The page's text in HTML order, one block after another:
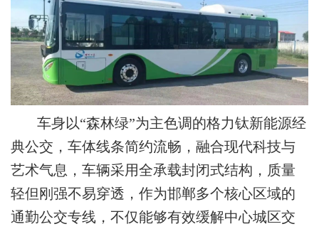
车身以“森林绿”为主色调的格力钛新能源经
典公交，车体线条简约流畅，融合现代科技与
艺术气息，车辆采用全承载封闭式结构，质量
轻但刚强不易穿透，作为邯郸多个核心区域的
通勤公交专线，不仅能够有效缓解中心城区交